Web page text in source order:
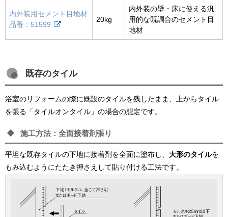
内外装用セメント目地材
品番：51599
20kg
内外装の壁・床に使える汎
用的な既調合のセメント目
地材
既存のタイル
浴室のリフォームの際に既設のタイルを残したまま、上からタイル
を張る「タイルオンタイル」の場合の想定です。
施工方法：全面接着剤張り
平坦な既存タイルの下地に接着剤を全面に塗布し、 大形のタイルを
もみ込むようにたたき押さえして貼り付ける工法です。